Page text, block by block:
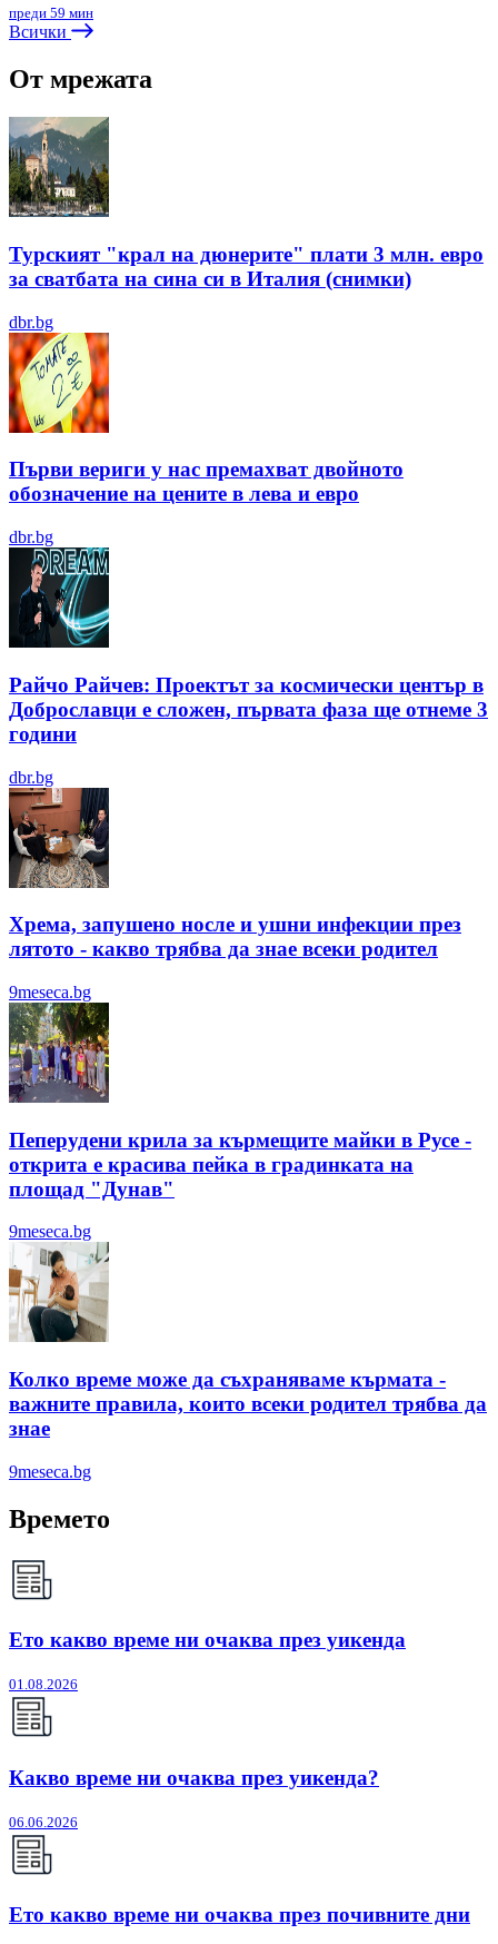
преди 59 мин
Всички
От мрежата
Турският "крал на дюнерите" плати 3 млн. евро
за сватбата на сина си в Италия (снимки)
dbr.bg
Първи вериги у нас премахват двойното
обозначение на цените в лева и евро
dbr.bg
Райчо Райчев: Проектът за космически център в
Доброславци е сложен, първата фаза ще отнеме 3
години
dbr.bg
Хрема, запушено носле и ушни инфекции през
лятотo - какво трябва да знае всеки родител
9meseca.bg
Пеперудени крила за кърмещите майки в Русе -
открита е красива пейка в градинката на
площад "Дунав"
9meseca.bg
Колко време може да съхраняваме кърмата -
важните правила, които всеки родител трябва да
знае
9meseca.bg
Времето
Ето какво време ни очаква през уикенда
01.08.2026
Какво време ни очаква през уикенда?
06.06.2026
Ето какво време ни очаква през почивните дни